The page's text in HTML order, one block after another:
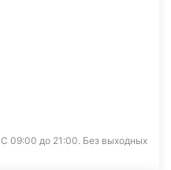
С 09:00 до 21:00. Без выходных